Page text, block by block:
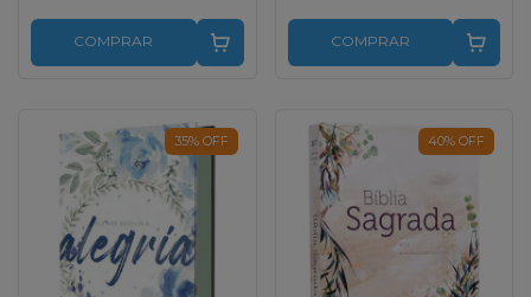
COMPRAR COMPRAR
35% OFF 40% OFF